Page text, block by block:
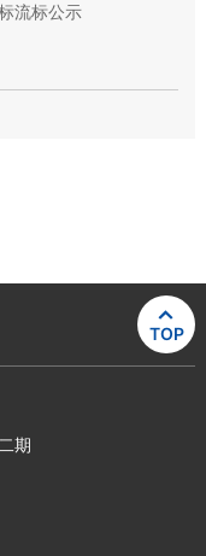
流标公示

TOP
期